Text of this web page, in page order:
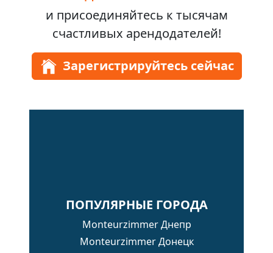
и присоединяйтесь к тысячам
счастливых арендодателей!
Зарегистрируйтесь сейчас
ПОПУЛЯРНЫЕ ГОРОДА
Monteurzimmer Днепр
Monteurzimmer Донецк